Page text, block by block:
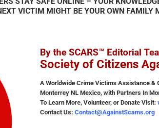
VICTIM MIGHT BE YOUR OWN FAMILY
By the SCARS™ Editorial
Society of Citizens
A Worldwide Crime Victims Assistance &
Monterrey NL Mexico, with Partners In
To Learn More, Volunteer, or Donate Visit:
Contact Us: Contact@AgainstScams.org